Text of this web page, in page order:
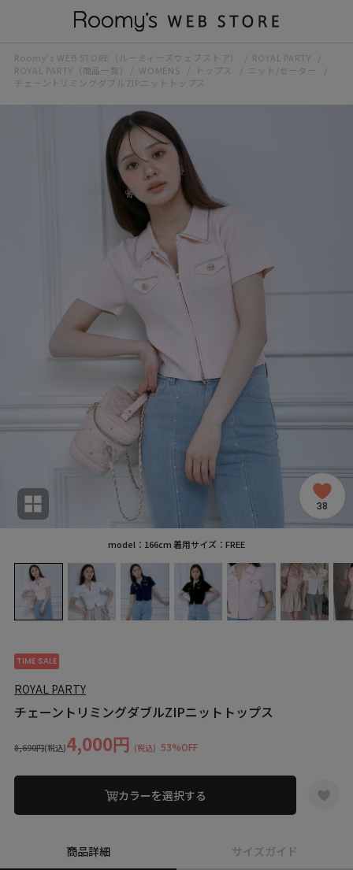
Roomy’s WEB STORE（ルーミィーズウェブストア）
ROYAL PARTY
ROYAL PARTY（商品一覧)
WOMENS トップス
ニット/セーター
チェーントリミングダブルZIPニットトップス
38
model：166cm 着用サイズ：FREE
TIME SALE
ROYAL PARTY
チェーントリミングダブルZIPニットトップス
8,690円(税込)4,000円 (税込) 53%OFF
カラーを選択する
商品詳細 サイズガイド